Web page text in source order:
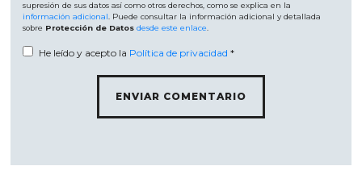
supresión de sus datos así como otros derechos, como se explica en la
información adicional. Puede consultar la información adicional y detallada
sobre Protección de Datos desde este enlace.
He leído y acepto la Política de privacidad *